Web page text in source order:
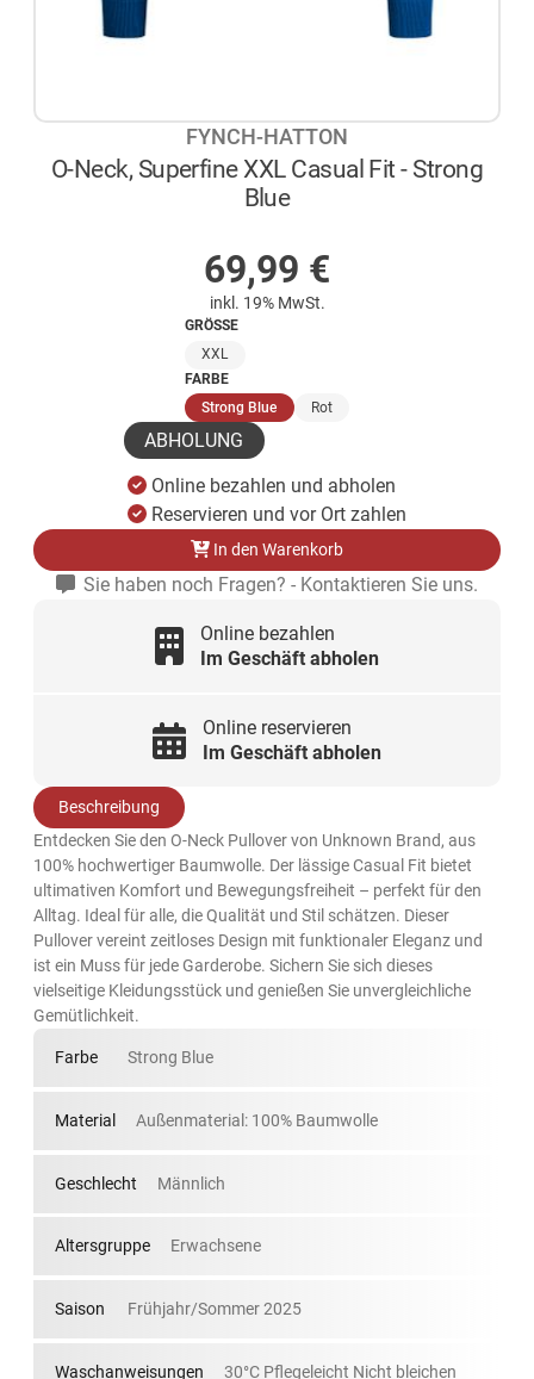
FYNCH-HATTON
O-Neck, Superfine XXL Casual Fit - Strong
Blue
69,99 €
inkl. 19% MwSt.
GRÖSSE
XXL
FARBE
Strong Blue(ausgewählt)
Rot
ABHOLUNG
Online bezahlen und abholen
Reservieren und vor Ort zahlen
In den Warenkorb
Sie haben noch Fragen? - Kontaktieren Sie uns.
Online bezahlen
Im Geschäft abholen
Online reservieren
Im Geschäft abholen
Beschreibung
Entdecken Sie den O-Neck Pullover von Unknown Brand, aus
100% hochwertiger Baumwolle. Der lässige Casual Fit bietet
ultimativen Komfort und Bewegungsfreiheit – perfekt für den
Alltag. Ideal für alle, die Qualität und Stil schätzen. Dieser
Pullover vereint zeitloses Design mit funktionaler Eleganz und
ist ein Muss für jede Garderobe. Sichern Sie sich dieses
vielseitige Kleidungsstück und genießen Sie unvergleichliche
Gemütlichkeit.
Farbe Strong Blue
Material Außenmaterial: 100% Baumwolle
Geschlecht Männlich
Altersgruppe Erwachsene
Saison Frühjahr/Sommer 2025
Waschanweisungen 30°C Pflegeleicht Nicht bleichen